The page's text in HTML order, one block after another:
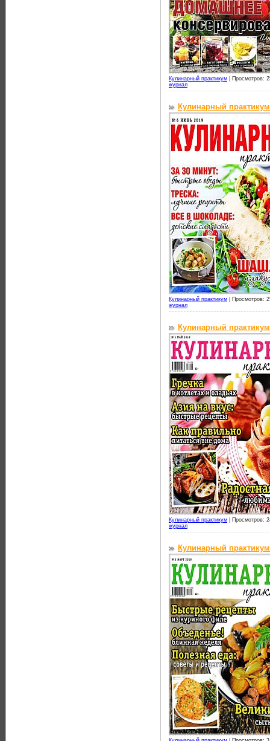
Кулинарный практикум
Просмотров:
журнал
Кулинарный
Кулинарный практикум
Просмотров:
журнал
Кулинарный
Кулинарный практикум
Просмотров:
журнал
Кулинарный